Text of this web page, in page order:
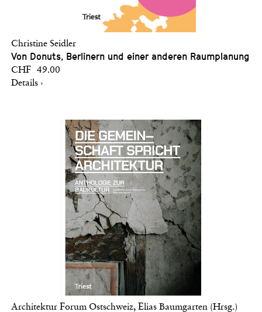
Christine Seidler
Von Donuts, Berlinern und einer anderen Raumplanung
CHF 49.00
Details ›
Architektur Forum Ostschweiz, Elias Baumgarten (Hrsg.)